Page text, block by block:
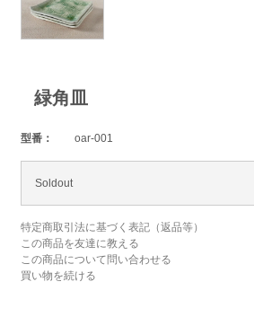
緑角皿
型番： oar-001
Soldout
特定商取引法に基づく表記（返品等）
この商品を友達に教える
この商品について問い合わせる
買い物を続ける